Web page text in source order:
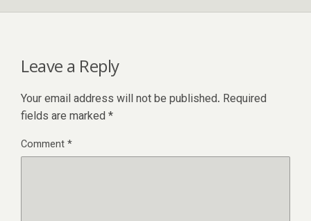
Leave a Reply
Your email address will not be published. Required
fields are marked *
Comment*